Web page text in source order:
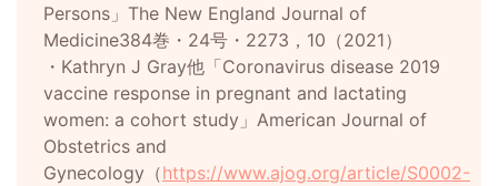
Persons」The New England Journal of
Medicine384巻・24号・2273，10（2021）
・Kathryn J Gray他「Coronavirus disease 2019
vaccine response in pregnant and lactating
women: a cohort study」American Journal of
Obstetrics and
Gynecology（https://www.ajog.org/article/S0002-